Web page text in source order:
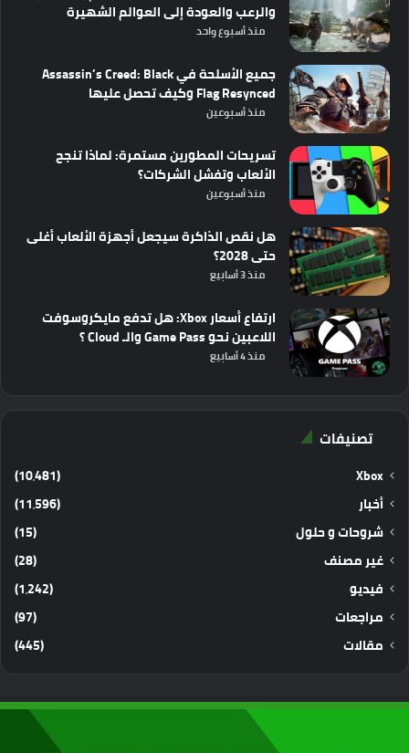
والرعب والعودة إلى العوالم الشهيرة
منذ أسبوع واحد
جميع الأسلحة في Assassin’s Creed: Black
Flag Resynced وكيف تحصل عليها
منذ أسبوعين
تسريحات المطورين مستمرة: لماذا تنجح
الألعاب وتفشل الشركات؟
منذ أسبوعين
هل نقص الذاكرة سيجعل أجهزة الألعاب أغلى
حتى 2028؟
منذ 3 أسابيع
ارتفاع أسعار Xbox: هل تدفع مايكروسوفت
اللاعبين نحو Game Pass والـ Cloud ؟
منذ 4 أسابيع
تصنيفات
Xbox
(10٬481)
أخبار
(11٬596)
شروحات و حلول
(15)
غير مصنف
(28)
فيديو
(1٬242)
مراجعات
(97)
مقالات
(445)